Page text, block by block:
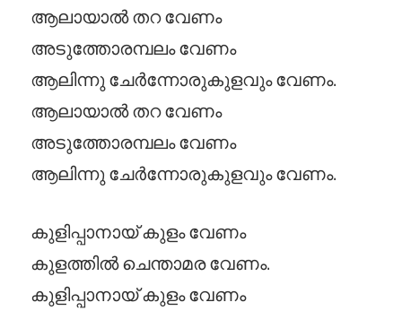
ആലായാൽ തറ വേണം
അടുത്തോരമ്പലം വേണം
ആലിന്നു ചേർന്നോരുകുളവും വേണം.
ആലായാൽ തറ വേണം
അടുത്തോരമ്പലം വേണം
ആലിന്നു ചേർന്നോരുകുളവും വേണം.
കുളിപ്പാനായ്‌ കുളം വേണം
കുളത്തിൽ ചെന്താമര വേണം.
കുളിപ്പാനായ്‌ കുളം വേണം